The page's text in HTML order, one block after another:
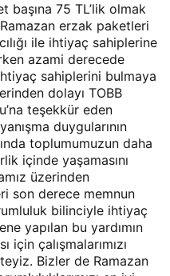
75 TL’lik olmak
erzak paketleri
ile ihtiyaç sahiplerine
azami derecede
sahiplerini bulmaya
dolayı TOBB
teşekkür eden
duygularının
toplumumuzun daha
içinde yaşamasını
üzerinden
son derece memnun
bilinciyle ihtiyaç
yapılan bu yardımın
için çalışmalarımızı
Bizler de Ramazan